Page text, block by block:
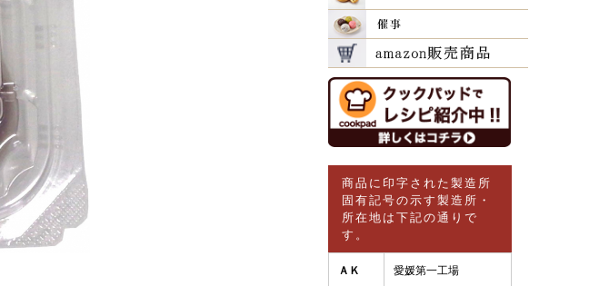
商品に印字された製造所
固有記号の示す製造所・
所在地は下記の通りで
す。
ＡＫ
愛媛第一工場